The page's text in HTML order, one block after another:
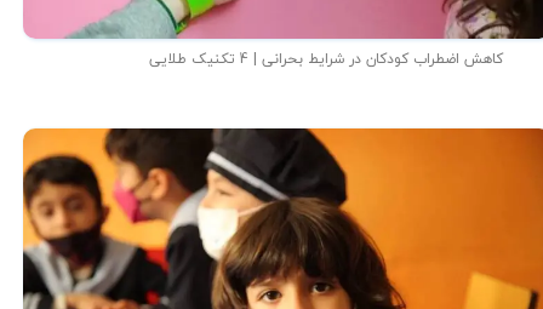
کاهش اضطراب کودکان در شرایط بحرانی | 4 تکنیک طلایی